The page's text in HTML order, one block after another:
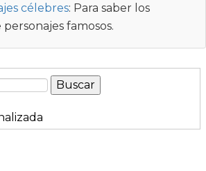
célebres: Para saber los
famosos.